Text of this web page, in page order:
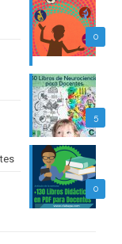
0
5
0